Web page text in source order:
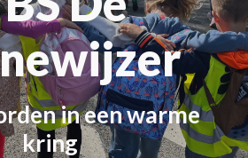
in een warme
kring